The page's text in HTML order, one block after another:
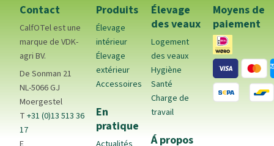
Contact
CalfOTel est une
marque de VDK-
agri BV.
De Sonman 21
NL-5066 GJ
Moergestel
T+31 (0)13 513 36
17
Produits
Élevage
intérieur
Élevage
extérieur
Accessoires
En
pratique
Élevage
des veaux
Logement
des veaux
Hygiène
Santé
Charge de
travail
Á propos
Moyens de
paiement